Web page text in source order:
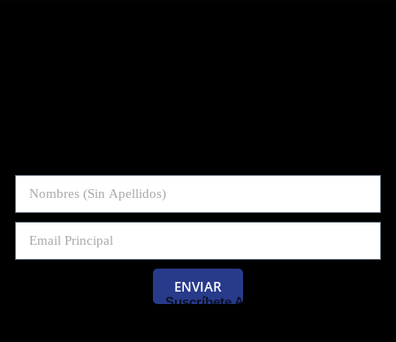
ENVIAR
Suscríbete Al Blog De Las Pruebas